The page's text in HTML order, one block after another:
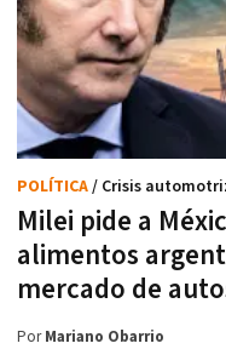
Milei pide a
alimentos
mercado de
POLÍTICA/ Crisis
PorMariano Obarrio